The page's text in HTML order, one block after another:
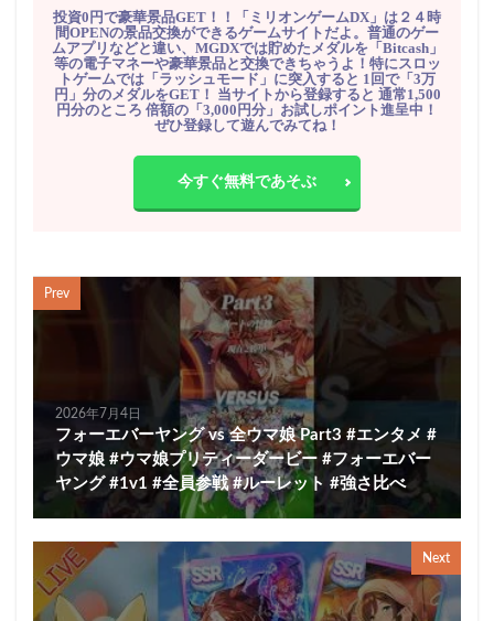
投資0円で豪華景品GET！！「ミリオンゲームDX」は２４時
間OPENの景品交換ができるゲームサイトだよ。普通のゲー
ムアプリなどと違い、MGDXでは貯めたメダルを「Bitcash」
等の電子マネーや豪華景品と交換できちゃうよ！特にスロッ
トゲームでは「ラッシュモード」に突入すると 1回で「3万
円」分のメダルをGET！ 当サイトから登録すると 通常1,500
円分のところ 倍額の「3,000円分」お試しポイント進呈中！
ぜひ登録して遊んでみてね！
今すぐ無料であそぶ
Prev
2026年7月4日
フォーエバーヤング vs 全ウマ娘 Part3 #エンタメ #
ウマ娘 #ウマ娘プリティーダービー #フォーエバー
ヤング #1v1 #全員参戦 #ルーレット #強さ比べ
Next